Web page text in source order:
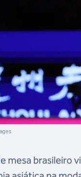
mesa brasileiro